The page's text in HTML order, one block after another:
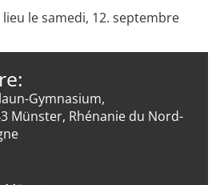
le samedi, 12. septembre
Gymnasium,
Münster, Rhénanie du Nord-